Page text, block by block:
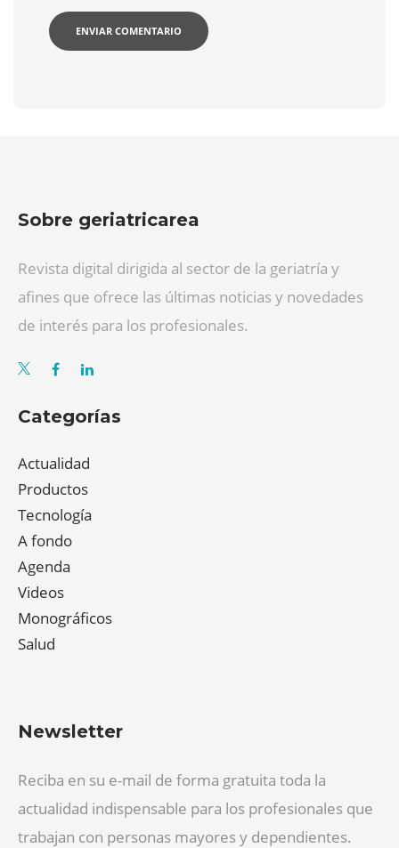
Sobre geriatricarea
Revista digital dirigida al sector de la geriatría y
afines que ofrece las últimas noticias y novedades
de interés para los profesionales.
Categorías
Actualidad
Productos
Tecnología
A fondo
Agenda
Videos
Monográficos
Salud
Newsletter
Reciba en su e-mail de forma gratuita toda la
actualidad indispensable para los profesionales que
trabajan con personas mayores y dependientes.